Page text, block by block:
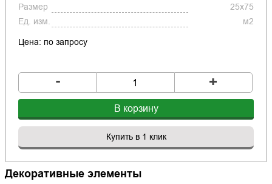
Размер
25x75
Ед. изм.
м2
Цена: по запросу
- +
В корзину
Купить в 1 клик
Декоративные элементы